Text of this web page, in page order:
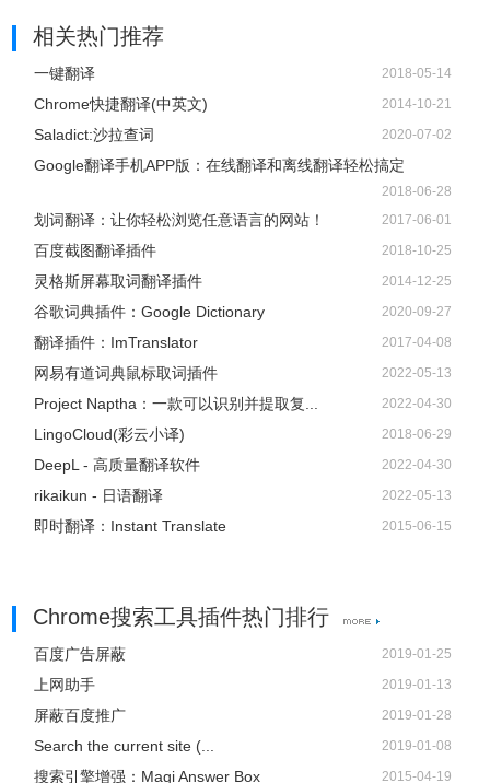
相关热门推荐
一键翻译 2018-05-14
Chrome快捷翻译(中英文) 2014-10-21
Saladict:沙拉查词 2020-07-02
Google翻译手机APP版：在线翻译和离线翻译轻松搞定
2018-06-28
划词翻译：让你轻松浏览任意语言的网站！ 2017-06-01
百度截图翻译插件 2018-10-25
灵格斯屏幕取词翻译插件 2014-12-25
谷歌词典插件：Google Dictionary 2020-09-27
翻译插件：ImTranslator 2017-04-08
网易有道词典鼠标取词插件 2022-05-13
Project Naptha：一款可以识别并提取复... 2022-04-30
LingoCloud(彩云小译) 2018-06-29
DeepL - 高质量翻译软件 2022-04-30
rikaikun - 日语翻译 2022-05-13
即时翻译：Instant Translate 2015-06-15
Chrome搜索工具插件热门排行
百度广告屏蔽 2019-01-25
上网助手 2019-01-13
屏蔽百度推广 2019-01-28
Search the current site (... 2019-01-08
搜索引擎增强：Magi Answer Box 2015-04-19